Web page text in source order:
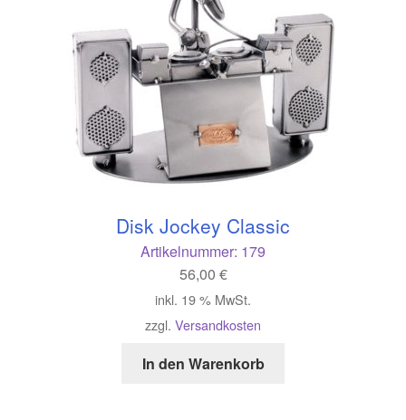
Disk Jockey Classic
Artikelnummer: 179
56,00 €
inkl. 19 % MwSt.
zzgl. Versandkosten
In den Warenkorb